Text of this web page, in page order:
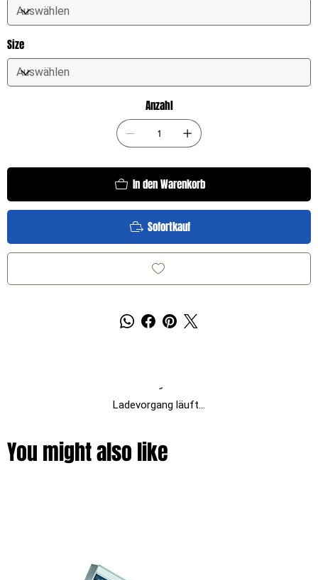
Size
Anzahl
In den Warenkorb
Sofortkauf
Ladevorgang läuft...
You might also like